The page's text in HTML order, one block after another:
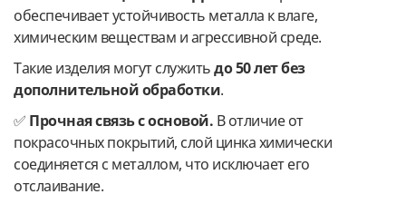
обеспечивает устойчивость металла к влаге,
химическим веществам и агрессивной среде.
Такие изделия могут служитьдо 50 лет без
дополнительной обработки.
✅ Прочная связь с основой. В отличие от
покрасочных покрытий, слой цинка химически
соединяется с металлом, что исключает его
отслаивание.